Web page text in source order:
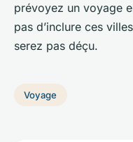
prévoyez un voyage
pas d’inclure ces
serez pas déçu.
Voyage